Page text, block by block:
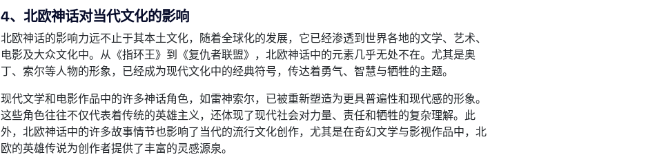
4、北欧神话对当代文化的影响
北欧神话的影响力远不止于其本土文化，随着全球化的发展，它已经渗透到世界各地的文学、艺术、
电影及大众文化中。从《指环王》到《复仇者联盟》，北欧神话中的元素几乎无处不在。尤其是奥
丁、索尔等人物的形象，已经成为现代文化中的经典符号，传达着勇气、智慧与牺牲的主题。
现代文学和电影作品中的许多神话角色，如雷神索尔，已被重新塑造为更具普遍性和现代感的形象。
这些角色往往不仅代表着传统的英雄主义，还体现了现代社会对力量、责任和牺牲的复杂理解。此
外，北欧神话中的许多故事情节也影响了当代的流行文化创作，尤其是在奇幻文学与影视作品中，北
欧的英雄传说为创作者提供了丰富的灵感源泉。